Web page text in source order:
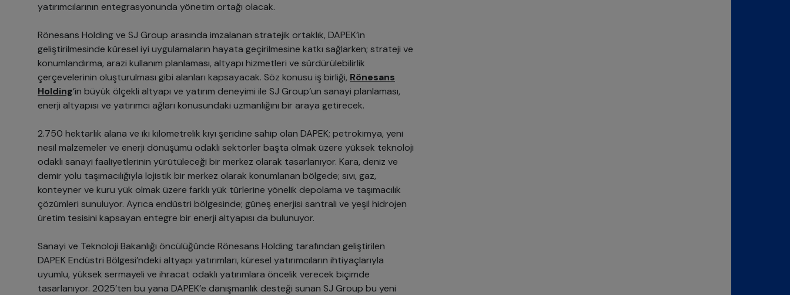
yatırımcılarının entegrasyonunda yönetim ortağı olacak.
Rönesans Holding ve SJ Group arasında imzalanan stratejik ortaklık, DAPEK’in
geliştirilmesinde küresel iyi uygulamaların hayata geçirilmesine katkı sağlarken; strateji ve
konumlandırma, arazi kullanım planlaması, altyapı hizmetleri ve sürdürülebilirlik
çerçevelerinin oluşturulması gibi alanları kapsayacak. Söz konusu iş birliği, Rönesans
Holding’in büyük ölçekli altyapı ve yatırım deneyimi ile SJ Group’un sanayi planlaması,
enerji altyapısı ve yatırımcı ağları konusundaki uzmanlığını bir araya getirecek.
2.750 hektarlık alana ve iki kilometrelik kıyı şeridine sahip olan DAPEK; petrokimya, yeni
nesil malzemeler ve enerji dönüşümü odaklı sektörler başta olmak üzere yüksek teknoloji
odaklı sanayi faaliyetlerinin yürütüleceği bir merkez olarak tasarlanıyor. Kara, deniz ve
demir yolu taşımacılığıyla lojistik bir merkez olarak konumlanan bölgede; sıvı, gaz,
konteyner ve kuru yük olmak üzere farklı yük türlerine yönelik depolama ve taşımacılık
çözümleri sunuluyor. Ayrıca endüstri bölgesinde; güneş enerjisi santrali ve yeşil hidrojen
üretim tesisini kapsayan entegre bir enerji altyapısı da bulunuyor.
Sanayi ve Teknoloji Bakanlığı öncülüğünde Rönesans Holding tarafından geliştirilen
DAPEK Endüstri Bölgesi’ndeki altyapı yatırımları, küresel yatırımcıların ihtiyaçlarıyla
uyumlu, yüksek sermayeli ve ihracat odaklı yatırımlara öncelik verecek biçimde
tasarlanıyor. 2025’ten bu yana DAPEK’e danışmanlık desteği sunan SJ Group bu yeni